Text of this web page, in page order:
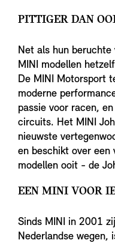
PITTIGER DAN
Net als hun
MINI modellen
De MINI Motorsport
moderne
passie voor racen,
circuits. Het MINI
nieuwste
en beschikt over een
modellen ooit - de
EEN MINI VOOR
Sinds MINI in 2001
Nederlandse wegen,